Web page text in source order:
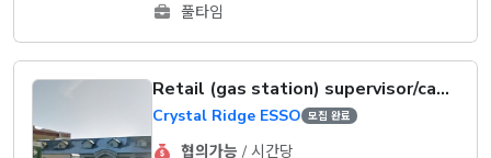
풀타임
Retail (gas station) supervisor/cashier
Crystal Ridge ESSO 모집 완료
협의가능 / 시간당